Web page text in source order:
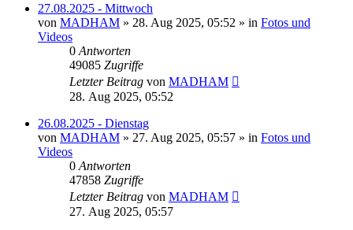
27.08.2025 - Mittwoch
von MADHAM » 28. Aug 2025, 05:52 » in Fotos und
Videos
0 Antworten
49085 Zugriffe
Letzter Beitrag von MADHAM
28. Aug 2025, 05:52
26.08.2025 - Dienstag
von MADHAM » 27. Aug 2025, 05:57 » in Fotos und
Videos
0 Antworten
47858 Zugriffe
Letzter Beitrag von MADHAM
27. Aug 2025, 05:57